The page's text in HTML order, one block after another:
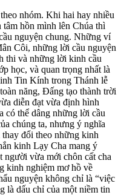
nhóm. Khi hai hay nhiều
hồn mình lên Chúa thì
nguyện chung. Những ví
Côi, những lời cầu nguyện
thi và những lời kinh cầu
học, và quan trọng nhất là
Tin Kính trong Thánh lễ
năng, Đấng tạo thành trời
diễn đạt vừa định hình
có thể dâng những lời cầu
chúng ta, nhưng ý nghĩa
đổi theo những kinh
kinh Lạy Cha mang ý
người vừa mới chôn cất cha
kinh nghiệm mơ hồ về
nguyện không chỉ là “việc
là dấu chỉ của một niềm tin